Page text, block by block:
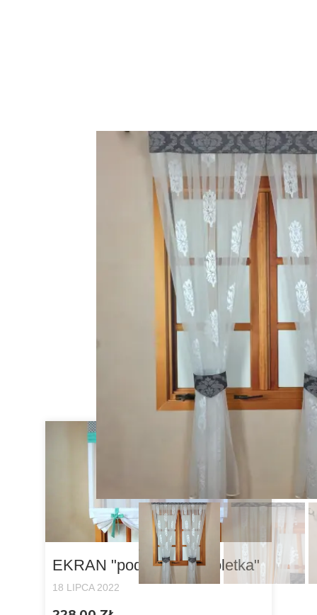
Zobacz też
EKRAN "podciągnięta roletka"
18 LIPCA 2022